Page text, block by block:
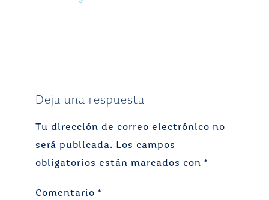
Deja una respuesta
Tu dirección de correo electrónico no
será publicada.
Los campos
obligatorios están marcados con *
Comentario *